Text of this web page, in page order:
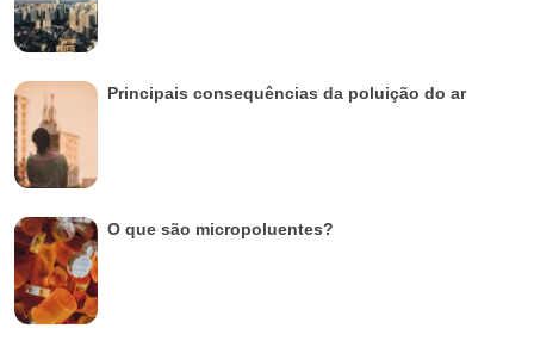
Principais consequências da poluição do ar
O que são micropoluentes?